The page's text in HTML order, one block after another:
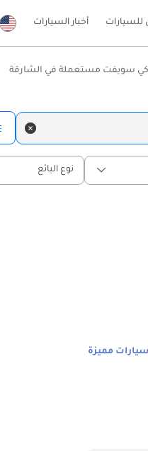
أخبار السيارات
سويفت مستعملة في الشارقة
نوع البائع
سيارات مميزة